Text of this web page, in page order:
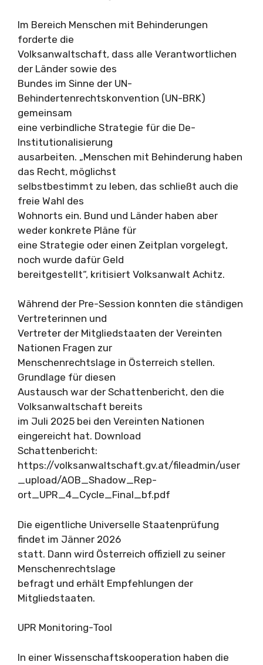
Im Bereich Menschen mit Behinderungen
forderte die
Volksanwaltschaft, dass alle Verantwortlichen
der Länder sowie des
Bundes im Sinne der UN-
Behindertenrechtskonvention (UN-BRK)
gemeinsam
eine verbindliche Strategie für die De-
Institutionalisierung
ausarbeiten. „Menschen mit Behinderung haben
das Recht, möglichst
selbstbestimmt zu leben, das schließt auch die
freie Wahl des
Wohnorts ein. Bund und Länder haben aber
weder konkrete Pläne für
eine Strategie oder einen Zeitplan vorgelegt,
noch wurde dafür Geld
bereitgestellt“, kritisiert Volksanwalt Achitz.
Während der Pre-Session konnten die ständigen
Vertreterinnen und
Vertreter der Mitgliedstaaten der Vereinten
Nationen Fragen zur
Menschenrechtslage in Österreich stellen.
Grundlage für diesen
Austausch war der Schattenbericht, den die
Volksanwaltschaft bereits
im Juli 2025 bei den Vereinten Nationen
eingereicht hat. Download
Schattenbericht:
https://volksanwaltschaft.gv.at/fileadmin/user
_upload/AOB_Shadow_Rep-
ort_UPR_4_Cycle_Final_bf.pdf
Die eigentliche Universelle Staatenprüfung
findet im Jänner 2026
statt. Dann wird Österreich offiziell zu seiner
Menschenrechtslage
befragt und erhält Empfehlungen der
Mitgliedstaaten.
UPR Monitoring-Tool
In einer Wissenschaftskooperation haben die